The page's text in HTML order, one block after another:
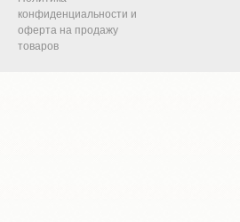
конфиденциальности и
оферта на продажу
товаров